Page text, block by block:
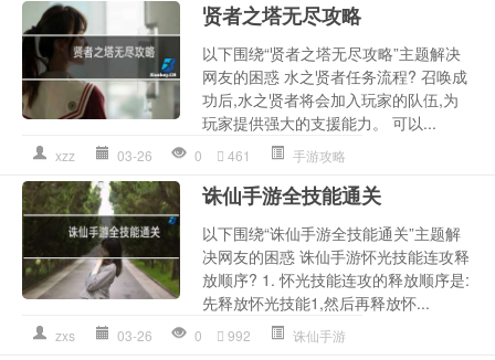
贤者之塔无尽攻略
以下围绕“贤者之塔无尽攻略”主题解决
网友的困惑 水之贤者任务流程? 召唤成
功后,水之贤者将会加入玩家的队伍,为
玩家提供强大的支援能力。 可以...
xzz 03-26 0 461 手游攻略
诛仙手游全技能通关
以下围绕“诛仙手游全技能通关”主题解
决网友的困惑 诛仙手游怀光技能连攻释
放顺序? 1. 怀光技能连攻的释放顺序是:
先释放怀光技能1,然后再释放怀...
zxs 03-26 0 992 诛仙手游